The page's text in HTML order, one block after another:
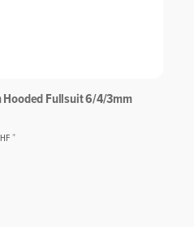
Hooded Fullsuit 6/4/3mm
*